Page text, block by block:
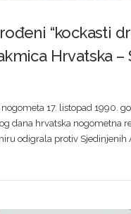
“kockasti
Hrvatska –
17. listopad 1990.
dana hrvatska nogometna
odigrala protiv Sjedinjenih